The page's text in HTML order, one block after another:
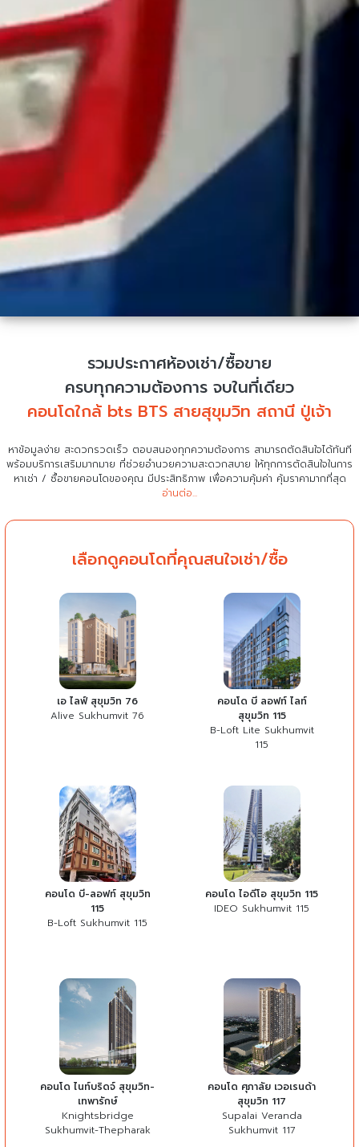
รวมประกาศห้องเช่า/ซื้อขาย
ครบทุกความต้องการ จบในที่เดียว
คอนโดใกล้ bts BTS สายสุขุมวิท สถานี ปู่เจ้า
หาข้อมูลง่าย สะดวกรวดเร็ว ตอบสนองทุกความต้องการ สามารถตัดสินใจได้ทันที
พร้อมบริการเสริมมากมาย ที่ช่วยอำนวยความสะดวกสบาย ให้ทุกการตัดสินใจในการ
หาเช่า / ซื้อขายคอนโดของคุณ มีประสิทธิภาพ เพื่อความคุ้มค่า คุ้มราคามากที่สุด
อ่านต่อ...
เลือกดูคอนโดที่คุณสนใจเช่า/ซื้อ
เอ ไลฟ์ สุขุมวิท 76
Alive Sukhumvit 76
คอนโด บี ลอฟท์ ไลท์
สุขุมวิท 115
B-Loft Lite Sukhumvit
115
คอนโด บี-ลอฟท์ สุขุมวิท
115
B-Loft Sukhumvit 115
คอนโด ไอดีโอ สุขุมวิท 115
IDEO Sukhumvit 115
คอนโด ไนท์บริดจ์ สุขุมวิท-
เทพารักษ์
Knightsbridge
Sukhumvit-Thepharak
คอนโด ศุภาลัย เวอเรนด้า
สุขุมวิท 117
Supalai Veranda
Sukhumvit 117